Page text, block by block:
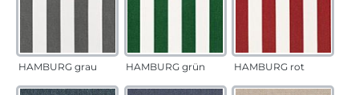
HAMBURG grau HAMBURG grün HAMBURG rot